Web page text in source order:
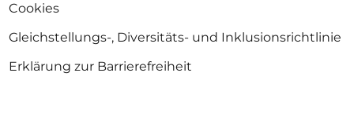
Cookies
Gleichstellungs-, Diversitäts- und Inklusionsrichtlinie
Erklärung zur Barrierefreiheit